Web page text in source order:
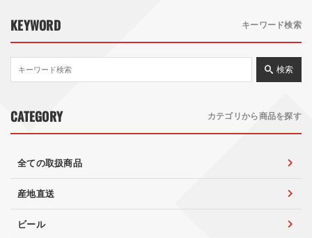
KEYWORD キーワード検索
検索
CATEGORY カテゴリから商品を探す
全ての取扱商品
産地直送
ビール